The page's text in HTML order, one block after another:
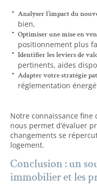
Analyser l’impact du
bien,
Optimiser une mise en
positionnement plus
Identifier les leviers de
pertinents, aides
Adapter votre stratégie
réglementation
Notre connaissance fine
nous permet d’évaluer
changements se
logement.
Conclusion : un
immobilier et les